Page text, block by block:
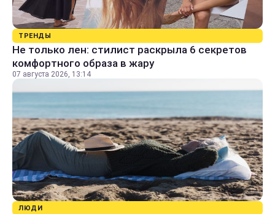
ТРЕНДЫ
Не только лен: стилист раскрыла 6 секретов
комфортного образа в жару
07 августа 2026, 13:14
ЛЮДИ